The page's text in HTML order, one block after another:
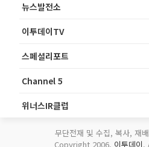
뉴스발전소
이투데이TV
스페셜리포트
Channel 5
위너스IR클럽
무단전재 및 수집, 복사, 재
Copyright 2006. 이투데이.